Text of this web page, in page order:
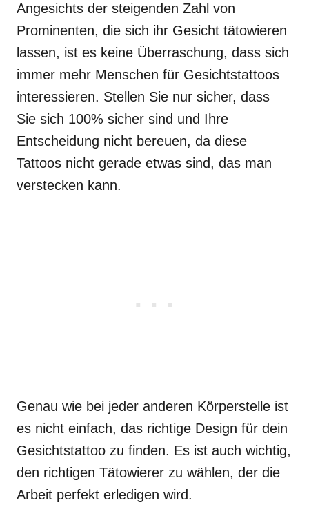
Angesichts der steigenden Zahl von
Prominenten, die sich ihr Gesicht tätowieren
lassen, ist es keine Überraschung, dass sich
immer mehr Menschen für Gesichtstattoos
interessieren. Stellen Sie nur sicher, dass
Sie sich 100% sicher sind und Ihre
Entscheidung nicht bereuen, da diese
Tattoos nicht gerade etwas sind, das man
verstecken kann.
Genau wie bei jeder anderen Körperstelle ist
es nicht einfach, das richtige Design für dein
Gesichtstattoo zu finden. Es ist auch wichtig,
den richtigen Tätowierer zu wählen, der die
Arbeit perfekt erledigen wird.